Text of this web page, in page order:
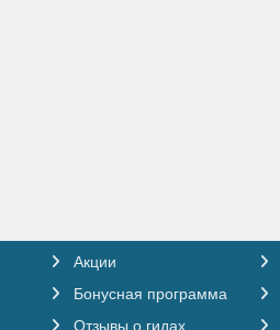
Каспи Германия,
Акции
Бонусная программа
Отзывы о гидах